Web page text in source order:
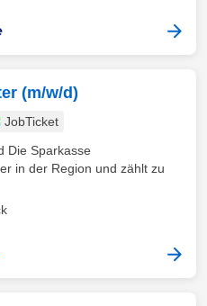
(m/w/d)
JobTicket
Die Sparkasse
in der Region und zählt zu